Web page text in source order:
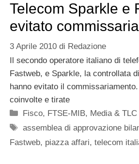
Telecom Sparkle e
evitato
3 Aprile 2010 di Redazione
Il secondo operatore italiano di
Fastweb, e Sparkle, la controllata
hanno evitato il
coinvolte e tirate
Categorie
Fisco, FTSE-MIB, Media & TLC
Tag
assemblea di approvazione
Fastweb, piazza affari, telecom